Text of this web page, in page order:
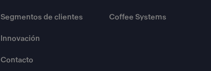
Segmentos de clientes
Innovación
Contacto
Coffee Systems